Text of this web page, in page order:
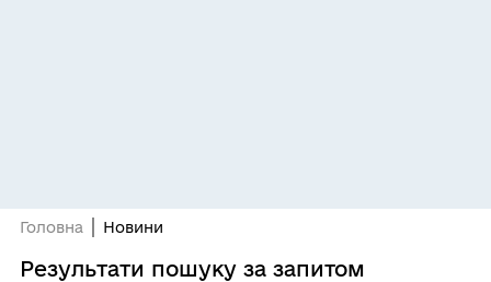
Головна Новини
Результати пошуку за запитом